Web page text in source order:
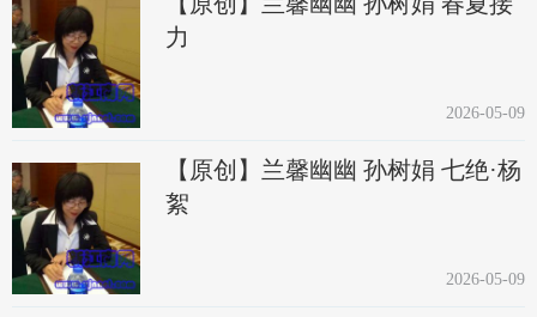
力
2026-05-09
【原创】兰馨幽幽 孙树娟 七绝·杨
絮
2026-05-09